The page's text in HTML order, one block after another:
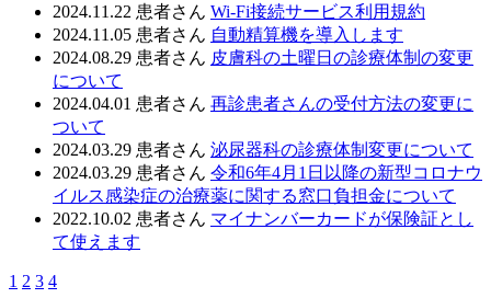
2024.11.22 患者さん Wi-Fi接続サービス利用規約
2024.11.05 患者さん 自動精算機を導入します
2024.08.29 患者さん 皮膚科の土曜日の診療体制の変更
について
2024.04.01 患者さん 再診患者さんの受付方法の変更に
ついて
2024.03.29 患者さん 泌尿器科の診療体制変更について
2024.03.29 患者さん 令和6年4月1日以降の新型コロナウ
イルス感染症の治療薬に関する窓口負担金について
2022.10.02 患者さん マイナンバーカードが保険証とし
て使えます
1 2 3 4